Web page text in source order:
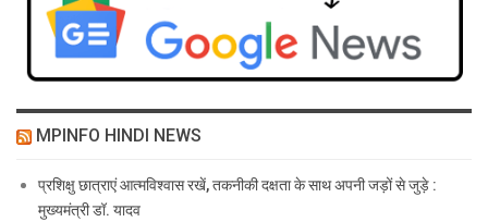
MPINFO HINDI NEWS
प्रशिक्षु छात्राएं आत्मविश्वास रखें, तकनीकी दक्षता के साथ अपनी जड़ों से जुड़े :
मुख्यमंत्री डॉ. यादव